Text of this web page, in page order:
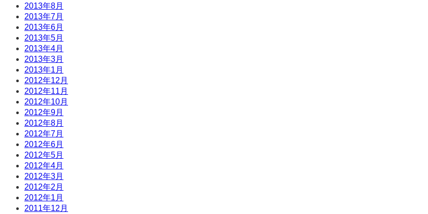
2013年8月
2013年7月
2013年6月
2013年5月
2013年4月
2013年3月
2013年1月
2012年12月
2012年11月
2012年10月
2012年9月
2012年8月
2012年7月
2012年6月
2012年5月
2012年4月
2012年3月
2012年2月
2012年1月
2011年12月